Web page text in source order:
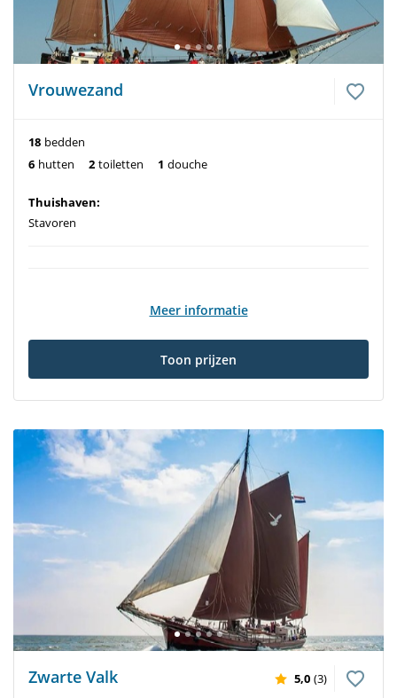
Vrouwezand
18 bedden
6 hutten 2 toiletten 1 douche
Thuishaven:
Stavoren
Meer informatie
Toon prijzen
Zwarte Valk 5,0 (3)